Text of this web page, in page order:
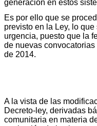
generación en estos
Es por ello que se
previsto en la Ley, lo
urgencia, puesto que la
de nuevas
de 2014.
A la vista de las
Decreto-ley, derivadas
comunitaria en materia